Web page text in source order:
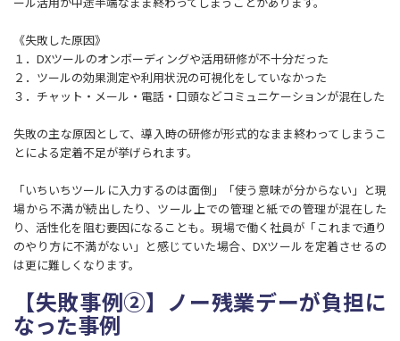
《失敗した原因》
１．DXツールのオンボーディングや活用研修が不十分だった
２．ツールの効果測定や利用状況の可視化をしていなかった
３．チャット・メール・電話・口頭などコミュニケーションが混在した
失敗の主な原因として、導入時の研修が形式的なまま終わってしまうこ
とによる定着不足が挙げられます。
「いちいちツールに入力するのは面倒」「使う意味が分からない」と現
場から不満が続出したり、ツール上での管理と紙での管理が混在した
り、活性化を阻む要因になることも。現場で働く社員が「これまで通り
のやり方に不満がない」と感じていた場合、DXツールを定着させるの
は更に難しくなります。
【失敗事例②】ノー残業デーが負担に
なった事例